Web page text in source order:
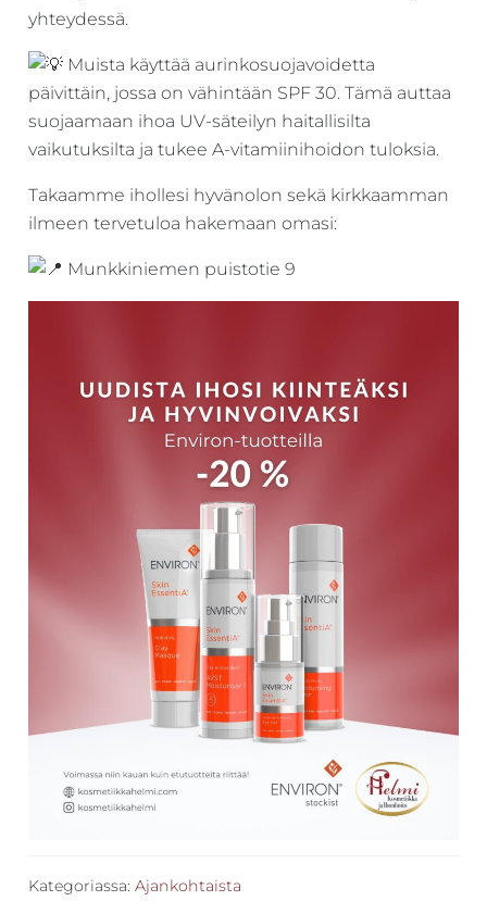
yhteydessä.
Muista käyttää aurinkosuojavoidetta
päivittäin, jossa on vähintään SPF 30. Tämä auttaa
suojaamaan ihoa UV-säteilyn haitallisilta
vaikutuksilta ja tukee A-vitamiinihoidon tuloksia.
Takaamme ihollesi hyvänolon sekä kirkkaamman
ilmeen tervetuloa hakemaan omasi:
Munkkiniemen puistotie 9
Kategoriassa: Ajankohtaista